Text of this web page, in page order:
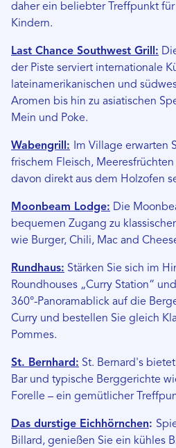
daher ein beliebter Treffpunkt
Kindern.
Last Chance Southwest Grill:
der Piste serviert internationale
lateinamerikanischen und
Aromen bis hin zu asiatischen
Mein und Poke.
Wabengrill: Im Village erwarten
frischem Fleisch,
davon direkt aus dem Holzofen
Moonbeam Lodge: Die
bequemen Zugang zu
wie Burger, Chili, Mac and
Rundhaus: Stärken Sie sich im
Roundhouses „Curry Station“
360°-Panoramablick auf die
Curry und bestellen Sie gleich
Pommes.
St. Bernhard: St. Bernard's
Bar und typische Berggerichte
Forelle – ein gemütlicher
Das durstige Eichhörnchen:
Billard, genießen Sie ein kühles